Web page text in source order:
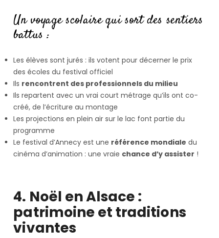
Un voyage scolaire qui sort des sentiers
battus :
Les élèves sont jurés : ils votent pour décerner le prix
des écoles du festival officiel
Ils rencontrent des professionnels du milieu
Ils repartent avec un vrai court métrage qu’ils ont co-
créé, de l’écriture au montage
Les projections en plein air sur le lac font partie du
programme
Le festival d’Annecy est une référence mondiale du
cinéma d’animation : une vraie chance d’y assister !
4. Noël en Alsace :
patrimoine et traditions
vivantes